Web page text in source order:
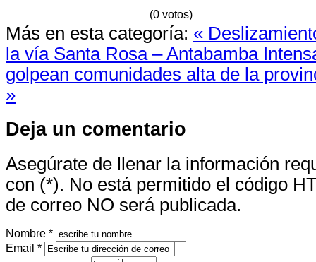
(0 votos)
Más en esta categoría: «
la vía Santa Rosa – Antabamba
golpean comunidades alta de la
»
Deja un comentario
Asegúrate de llenar la información
con (*). No está permitido el código
de correo NO será publicada.
Nombre *
Email *